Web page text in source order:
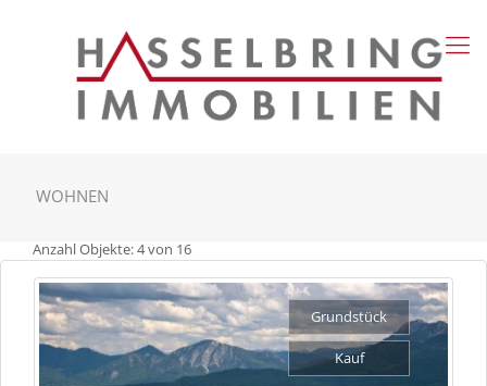
WOHNEN
Anzahl Objekte:4 von 16
Grundstück
Kauf